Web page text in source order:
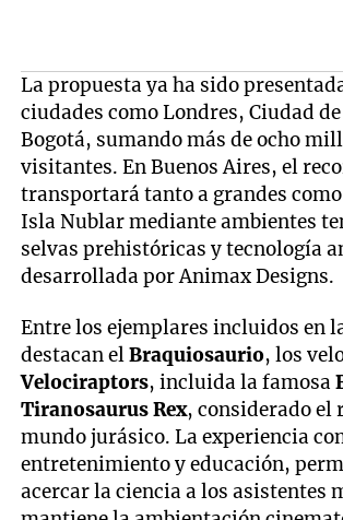
La propuesta ya ha sido
ciudades como Londres, Ciudad
Bogotá, sumando más de ocho
visitantes. En Buenos Aires, el
transportará tanto a grandes
Isla Nublar mediante ambientes
selvas prehistóricas y tecnología
desarrollada por Animax Designs.
Entre los ejemplares incluidos en
destacan elBraquiosaurio, los
Velociraptors, incluida la famosa
Tiranosaurus Rex, considerado el
mundo jurásico. La experiencia
entretenimiento y educación,
acercar la ciencia a los asistentes